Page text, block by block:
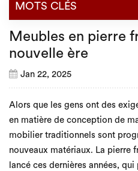
MOTS CLÉS
Meubles en pierre
nouvelle ère
Jan 22, 2025
Alors que les gens ont des
en matière de conception de
mobilier traditionnels sont
nouveaux matériaux. La pierre
lancé ces dernières années,